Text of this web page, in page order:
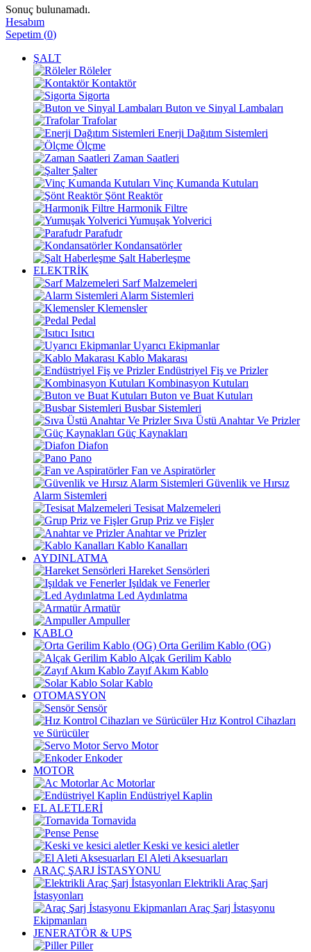
Sonuç bulunamadı.
Hesabım
Sepetim (0)
ŞALT
Röleler
Kontaktör
Sigorta
Buton ve Sinyal Lambaları
Trafolar
Enerji Dağıtım Sistemleri
Ölçme
Zaman Saatleri
Şalter
Vinç Kumanda Kutuları
Şönt Reaktör
Harmonik Filtre
Yumuşak Yolverici
Parafudr
Kondansatörler
Şalt Haberleşme
ELEKTRİK
Sarf Malzemeleri
Alarm Sistemleri
Klemensler
Pedal
Isıtıcı
Uyarıcı Ekipmanlar
Kablo Makarası
Endüstriyel Fiş ve Prizler
Kombinasyon Kutuları
Buton ve Buat Kutuları
Busbar Sistemleri
Sıva Üstü Anahtar Ve Prizler
Güç Kaynakları
Diafon
Pano
Fan ve Aspiratörler
Güvenlik ve Hırsız
Alarm Sistemleri
Tesisat Malzemeleri
Grup Priz ve Fişler
Anahtar ve Prizler
Kablo Kanalları
AYDINLATMA
Hareket Sensörleri
Işıldak ve Fenerler
Led Aydınlatma
Armatür
Ampuller
KABLO
Orta Gerilim Kablo (OG)
Alçak Gerilim Kablo
Zayıf Akım Kablo
Solar Kablo
OTOMASYON
Sensör
Hız Kontrol Cihazları
ve Sürücüler
Servo Motor
Enkoder
MOTOR
Ac Motorlar
Endüstriyel Kaplin
EL ALETLERİ
Tornavida
Pense
Keski ve kesici aletler
El Aleti Aksesuarları
ARAÇ ŞARJ İSTASYONU
Elektrikli Araç Şarj
İstasyonları
Araç Şarj İstasyonu
Ekipmanları
JENERATÖR & UPS
Piller